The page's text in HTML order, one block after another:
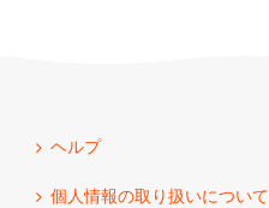
ヘルプ
個人情報の取り扱いについて